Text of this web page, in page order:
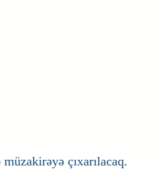
çıxarılacaq.